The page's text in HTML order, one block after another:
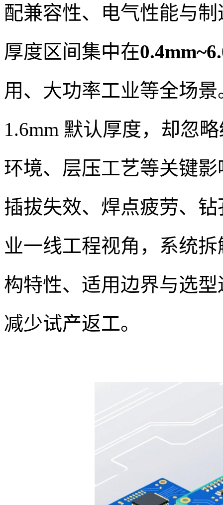
配兼容性、电气性能与
厚度区间集中在
用、大功率工业等全场
1.6mm 默认厚度，却忽
环境、层压工艺等关键
插拔失效、焊点疲劳、
业一线工程视角，系统
构特性、适用边界与选
减少试产返工。